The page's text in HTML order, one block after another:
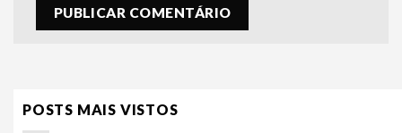
POSTS MAIS VISTOS